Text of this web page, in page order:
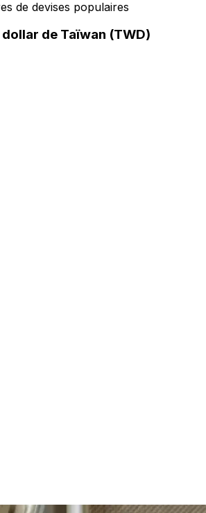
de devises populaires
de Taïwan (TWD)